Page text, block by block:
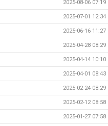
2025-08-06 07:19
2025-07-01 12:34
2025-06-16 11:27
2025-04-28 08:29
2025-04-14 10:10
2025-04-01 08:43
2025-02-24 08:29
2025-02-12 08:58
2025-01-27 07:58